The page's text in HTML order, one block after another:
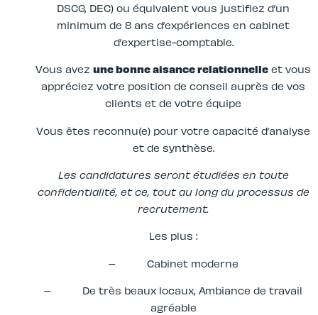
DSCG, DEC) ou équivalent vous justifiez d’un
minimum de 8 ans d’expériences en cabinet
d’expertise-comptable.
Vous avez une bonne aisance relationnelle et vous
appréciez votre position de conseil auprès de vos
clients et de votre équipe
Vous êtes reconnu(e) pour votre capacité d’analyse
et de synthèse.
Les candidatures seront étudiées en toute
confidentialité, et ce, tout au long du processus de
recrutement.
Les plus :
– Cabinet moderne
– De très beaux locaux, Ambiance de travail
agréable